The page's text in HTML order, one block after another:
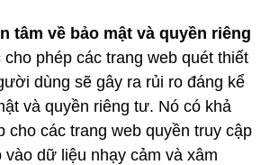
tâm về bảo mật và quyền riêng
cho phép các trang web quét thiết
dùng sẽ gây ra rủi ro đáng kể
và quyền riêng tư. Nó có khả
cho các trang web quyền truy cập
vào dữ liệu nhạy cảm và xâm